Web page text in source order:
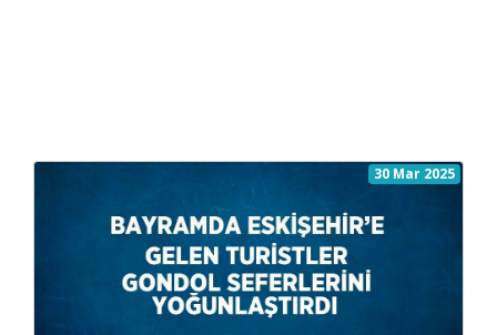
30 Mar 2025